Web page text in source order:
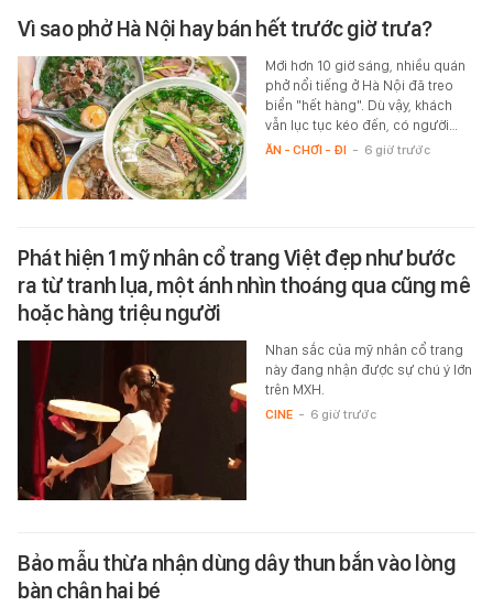
Vì sao phở Hà Nội hay bán hết trước giờ trưa?
Mới hơn 10 giờ sáng, nhiều quán
phở nổi tiếng ở Hà Nội đã treo
biển "hết hàng". Dù vậy, khách
vẫn lục tục kéo đến, có người…
ĂN - CHƠI - ĐI - 6 giờ trước
Phát hiện 1 mỹ nhân cổ trang Việt đẹp như bước
ra từ tranh lụa, một ánh nhìn thoáng qua cũng mê
hoặc hàng triệu người
Nhan sắc của mỹ nhân cổ trang
này đang nhận được sự chú ý lớn
trên MXH.
CINE - 6 giờ trước
Bảo mẫu thừa nhận dùng dây thun bắn vào lòng
bàn chân hai bé